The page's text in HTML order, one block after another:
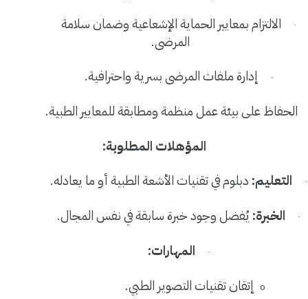
·
الالتزام بمعايير الحماية الإشعاعية وضمان سلامة
المرضى.
· إدارة ملفات المرضى بسرية واحترافية.
الحفاظ على بيئة عمل منظمة ومطابقة للمعايير الطبية.
المؤهلات المطلوبة:
· التعليم: دبلوم في تقنيات الأشعة الطبية أو ما يعادله.
· الخبرة: يُفضل وجود خبرة سابقة في نفس المجال.
· المهارات:
o إتقان تقنيات التصوير الطبي.